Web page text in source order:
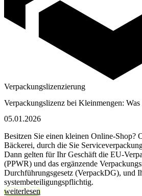
Verpackungslizenzierung
Ver­pa­ckungs­li­zenz bei Kleinmengen:
05.01.2026
Besitzen Sie einen kleinen Online-Shop?
Bäckerei, durch die Sie
Dann gelten für Ihr Geschäft die EU-
(PPWR) und das ergänzende
Durchführungsgesetz (VerpackDG), und
systembeteiligungspflichtig.
weiterlesen